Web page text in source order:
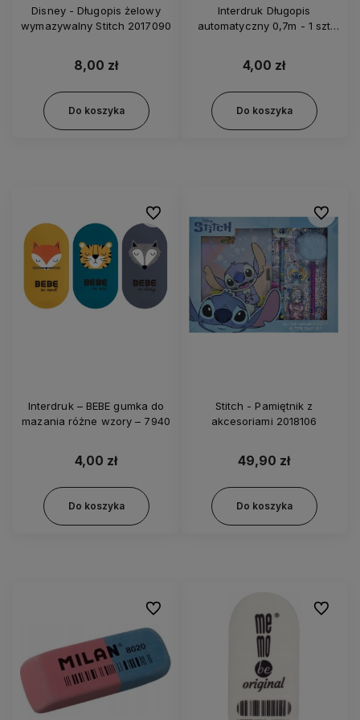
Disney - Długopis żelowy
wymazywalny Stitch 2017090
8,00 zł
Do koszyka
Interdruk Długopis
automatyczny 0,7m - 1 szt
4,00 zł
Do koszyka
Interdruk – BEBE gumka do
mazania różne wzory – 7940
4,00 zł
Do koszyka
Do ulubionych
Stitch - Pamiętnik z
akcesoriami 2018106
49,90 zł
Do koszyka
Do
Do ulubionych Do